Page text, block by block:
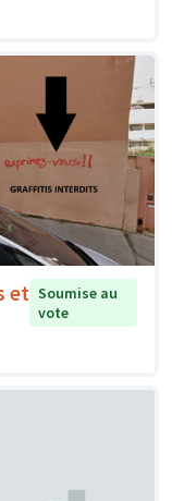
et Soumise au
vote